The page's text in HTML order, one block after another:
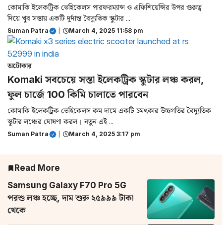
কোমাকি ইলেকট্রিক ভেহিকেলস পারফরম্যান্স ও এফিশিয়েন্সির উপর গুরুত্ব
দিয়ে খুব সস্তায় একটি দুর্দান্ত বৈদ্যুতিক স্কুটার ...
Suman Patra March 4, 2025 11:58 pm
অটোকার
Komaki সবচেয়ে সস্তা ইলেকট্রিক স্কুটার লঞ্চ করল,
ফুল চার্জে 100 কিমি চালাতে পারবেন
কোমাকি ইলেকট্রিক ভেহিকেলস কম দামে একটি চমৎকার উচ্চগতির বৈদ্যুতিক
স্কুটার লঞ্চের ঘোষণা করল। নতুন এই ...
Suman Patra March 4, 2025 3:17 pm
Read More
Samsung Galaxy F70 Pro 5G
পরশু লঞ্চ হচ্ছে, দাম শুরু ২৫৯৯৯ টাকা
থেকে